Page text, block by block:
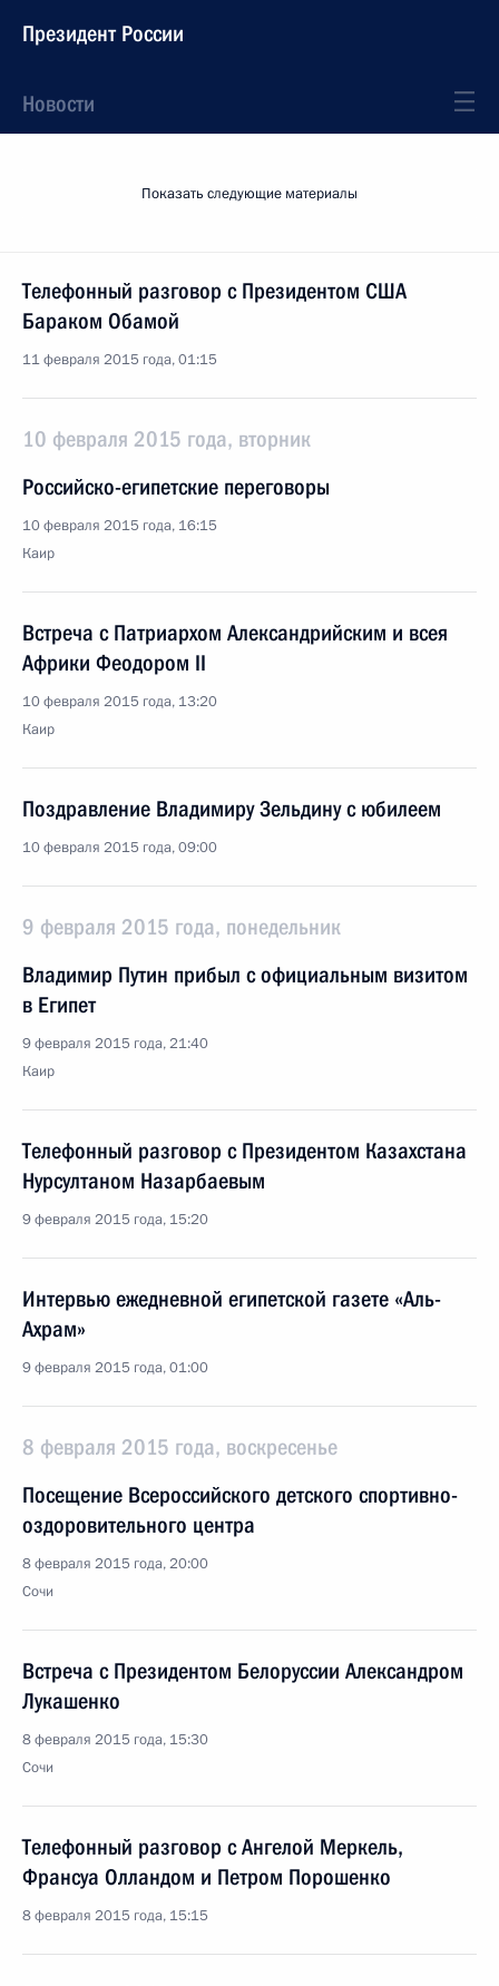
Президент России
Новости
Показать следующие материалы
Телефонный разговор с Президентом США
Бараком Обамой
11 февраля 2015 года, 01:15
10 февраля 2015 года, вторник
Российско-египетские переговоры
10 февраля 2015 года, 16:15
Каир
Встреча с Патриархом Александрийским и всея
Африки Феодором II
10 февраля 2015 года, 13:20
Каир
Поздравление Владимиру Зельдину с юбилеем
10 февраля 2015 года, 09:00
9 февраля 2015 года, понедельник
Владимир Путин прибыл с официальным визитом
в Египет
9 февраля 2015 года, 21:40
Каир
Телефонный разговор с Президентом Казахстана
Нурсултаном Назарбаевым
9 февраля 2015 года, 15:20
Интервью ежедневной египетской газете «Аль-
Ахрам»
9 февраля 2015 года, 01:00
8 февраля 2015 года, воскресенье
Посещение Всероссийского детского спортивно-
оздоровительного центра
8 февраля 2015 года, 20:00
Сочи
Встреча с Президентом Белоруссии Александром
Лукашенко
8 февраля 2015 года, 15:30
Сочи
Телефонный разговор с Ангелой Меркель,
Франсуа Олландом и Петром Порошенко
8 февраля 2015 года, 15:15